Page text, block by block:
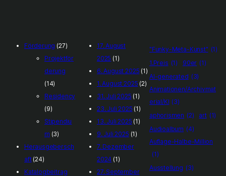
Förderung (27)
Projektför
derung
(14)
Residency
(9)
Stipendiu
m (3)
Herausgebersch
aft(24)
Katalogbeitrag
17. August
2025 (1)
6. August 2025 (1)
1. August 2025 (2)
31. Juli 2025 (1)
23. Juli 2025 (1)
13. Juli 2025 (1)
9. Juli 2025 (1)
7. Dezember
2024 (1)
27. September
"Funky-Meta-Kunst" (1)
1.Preis (1) 90er (1)
AI-generated (3)
Animationen/Archivmat
erial/KI (3)
aphorismen (2) art (1)
Audioalbum (4)
Auflage-Halbe-Million
(1)
Ausstellung (3)